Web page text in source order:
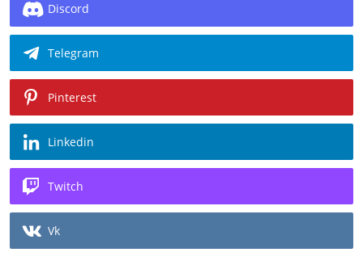
Discord
Telegram
Pinterest
Linkedin
Twitch
Vk